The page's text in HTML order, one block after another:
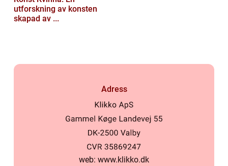
utforskning av konsten
skapad av ...
Adress
web: www.klikko.dk